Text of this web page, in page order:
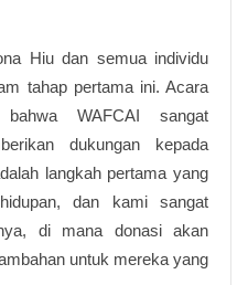
Hiu dan semua individu
tahap pertama ini. Acara
WAFCAI sangat
dukungan kepada
langkah pertama yang
dan kami sangat
di mana donasi akan
untuk mereka yang